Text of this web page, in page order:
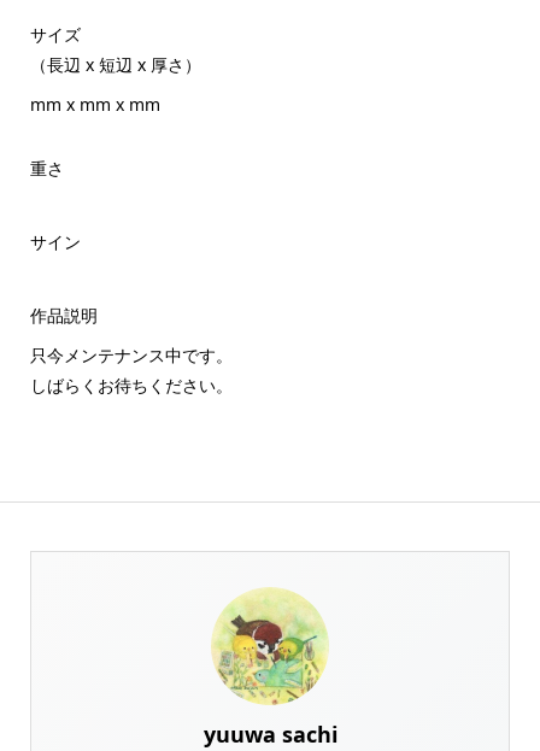
サイズ
（長辺 x 短辺 x 厚さ）
mm x mm x mm
重さ
サイン
作品説明
只今メンテナンス中です。
しばらくお待ちください。
yuuwa sachi